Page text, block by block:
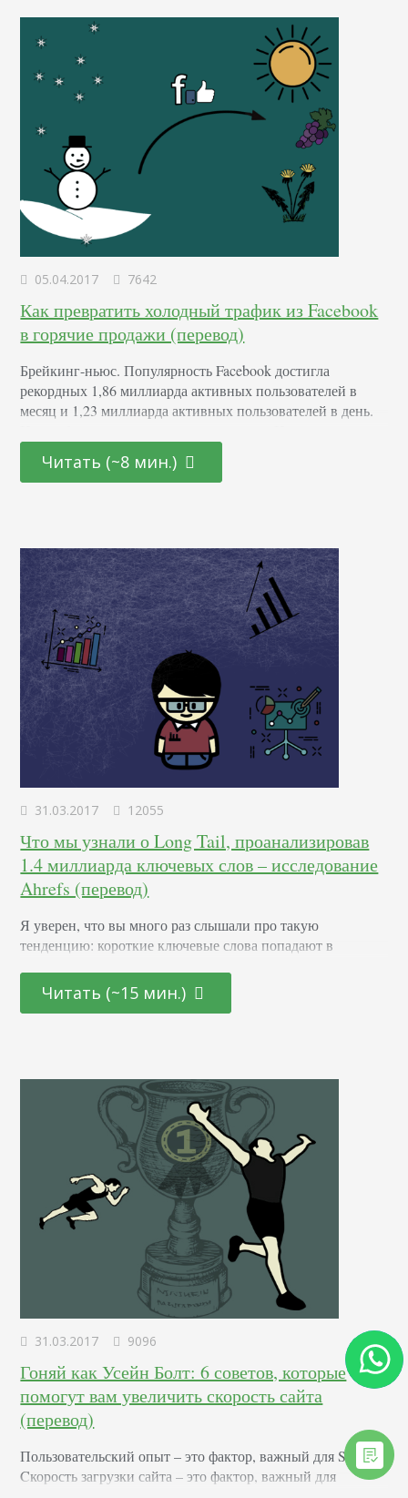
05.04.2017 7642
Как превратить холодный трафик из Facebook
в горячие продажи (перевод)
Брейкинг-ньюс. Популярность Facebook достигла
рекордных 1,86 миллиарда активных пользователей в
месяц и 1,23 миллиарда активных пользователей в день.
все. На рекламу Facebook в 2016 году пришлось 97%
доходов соцсети. Эта платформа получает от рекламы
Читать (~8 мин.)
31.03.2017 12055
Что мы узнали о Long Tail, проанализировав
1.4 миллиарда ключевых слов – исследование
Ahrefs (перевод)
Я уверен, что вы много раз слышали про такую
тенденцию: короткие ключевые слова попадают в
ключевые фразы совсем не популярны. Но вот в чем
проблема: я не могу вспомнить каких-либо серьезных
данными в Slack и спросил:…
Читать (~15 мин.)
31.03.2017 9096
Гоняй как Усейн Болт: 6 советов, которые
помогут вам увеличить скорость сайта
(перевод)
Пользовательский опыт – это фактор, важный для SEO.
Cкорость загрузки сайта – это фактор, важный для